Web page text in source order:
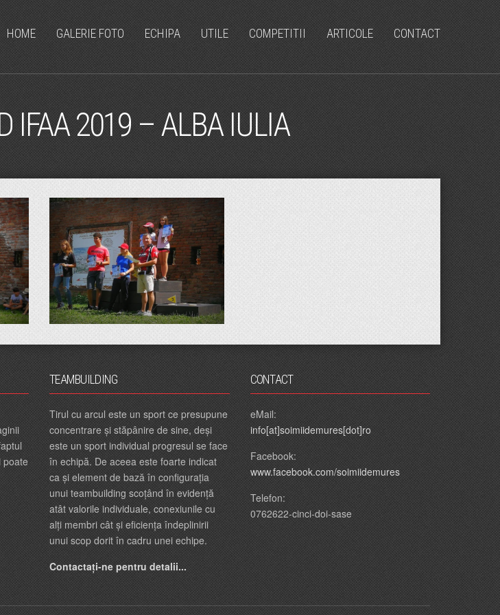
HOME GALERIE FOTO ECHIPA UTILE COMPETITII ARTICOLE CONTACT
IFAA 2019 – ALBA IULIA
poate
TEAMBUILDING
Tirul cu arcul este un sport ce presupune
concentrare și stăpânire de sine, deși
este un sport individual progresul se face
în echipă. De aceea este foarte indicat
ca și element de bază în configurația
unui teambuilding scoțând în evidență
atât valorile individuale, conexiunile cu
alți membri cât și eficiența îndeplinirii
unui scop dorit în cadru unei echipe.
Contactați-ne pentru detalii...
CONTACT
eMail:
info[at]soimiidemures[dot]ro
Facebook:
www.facebook.com/soimiidemures
Telefon:
0762622-cinci-doi-sase